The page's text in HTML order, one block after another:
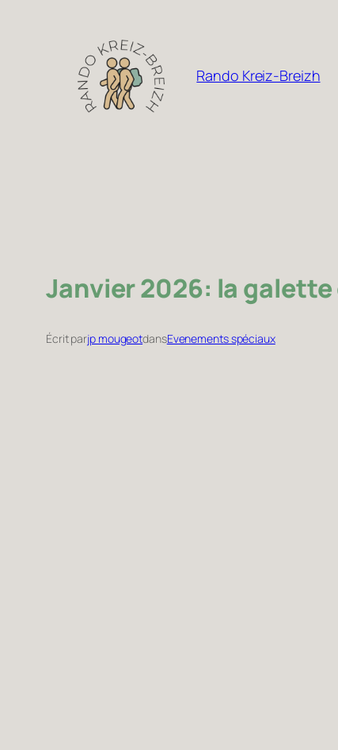
Rando Kreiz-Breizh
Janvier 2026: la galette
Écrit parjp mougeotdansEvenements spéciaux